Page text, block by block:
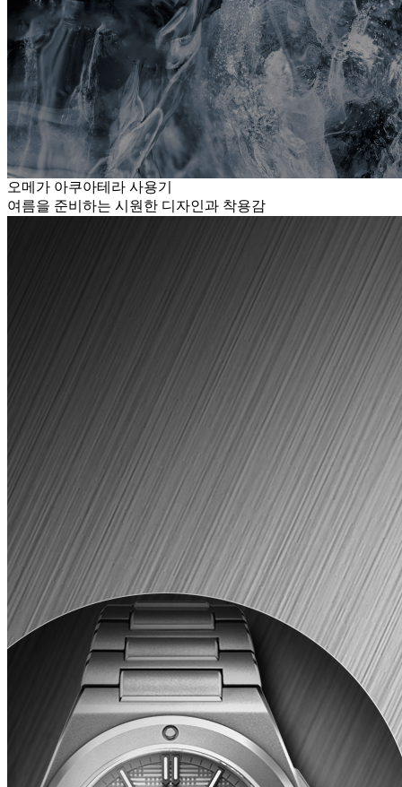
오메가 아쿠아테라 사용기
여름을 준비하는 시원한 디자인과 착용감